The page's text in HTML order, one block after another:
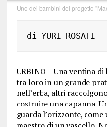
Uno dei bambini del progetto
di YURI ROSATI
URBINO – Una ventina
tra loro in un grande
nell’erba, altri
costruire una capanna.
guarda l’orizzonte,